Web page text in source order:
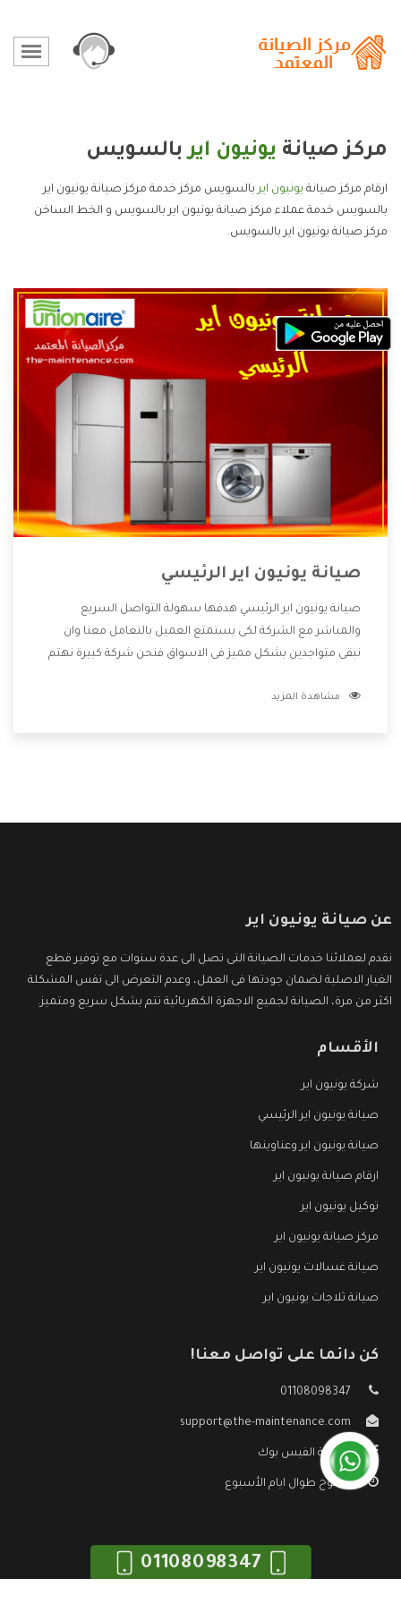
مركز صيانة يونيون ايربالسويس
ارقام مركز صيانة يونيون ايربالسويس مركز خدمة مركز صيانة يونيون اير
بالسويس خدمة عملاء مركز صيانة يونيون اير بالسويس و الخط الساخن
مركز صيانة يونيون اير بالسويس.
صيانة يونيون اير الرئيسي
صيانة يونيون اير الرئيسي هدفها سهولة التواصل السريع
والمباشر مع الشركة لكى يستمتع العميل بالتعامل معنا وان
نبقى متواجدين بشكل مميز فى الاسواق فنحن شركة كبيرة نهتم
الشركة بها والتى تكون منها خدمة الصيانة التى تكون من أهم
مشاهدة المزيد
عن صيانة يونيون اير
نقدم لعملائنا خدمات الصيانة التى تصل الى عدة سنوات مع توفير قطع
الغيار الاصلية لضمان جودتها فى العمل، وعدم التعرض الى نفس المشكلة
اكثر من مرة، الصيانة لجميع الاجهزة الكهربائية تتم بشكل سريع ومتميز.
الأقسام
شركة يونيون اير
صيانة يونيون اير الرئيسي
صيانة يونيون اير وعناوينها
ارقام صيانة يونيون اير
توكيل يونيون اير
مركز صيانة يونيون اير
صيانة غسالات يونيون اير
صيانة ثلاجات يونيون اير
كن دائما على تواصل معنا!
01108098347
support@the-maintenance.com
صفحة الفيس بوك
مفتوح طوال ايام الأسبوع
01108098347